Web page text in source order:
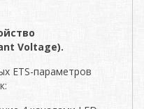
Voltage).
ETS-параметров